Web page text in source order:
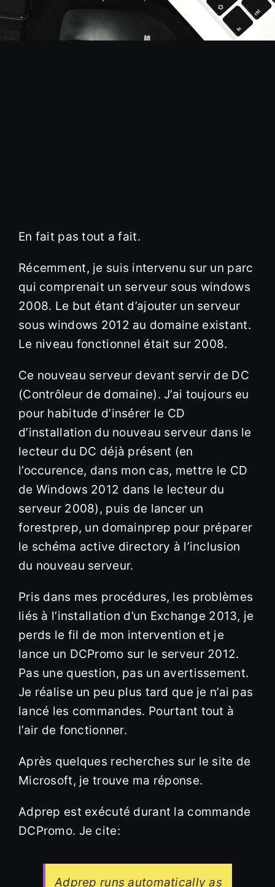
En fait pas tout a fait.
Récemment, je suis intervenu sur un parc
qui comprenait un serveur sous windows
2008. Le but étant d’ajouter un serveur
sous windows 2012 au domaine existant.
Le niveau fonctionnel était sur 2008.
Ce nouveau serveur devant servir de DC
(Contrôleur de domaine). J’ai toujours eu
pour habitude d’insérer le CD
d’installation du nouveau serveur dans le
lecteur du DC déjà présent (en
l’occurence, dans mon cas, mettre le CD
de Windows 2012 dans le lecteur du
serveur 2008), puis de lancer un
forestprep, un domainprep pour préparer
le schéma active directory à l’inclusion
du nouveau serveur.
Pris dans mes procédures, les problèmes
liés à l’installation d’un Exchange 2013, je
perds le fil de mon intervention et je
lance un DCPromo sur le serveur 2012.
Pas une question, pas un avertissement.
Je réalise un peu plus tard que je n’ai pas
lancé les commandes. Pourtant tout à
l’air de fonctionner.
Après quelques recherches sur le site de
Microsoft, je trouve ma réponse.
Adprep est exécuté durant la commande
DCPromo. Je cite:
Adprep runs automatically as